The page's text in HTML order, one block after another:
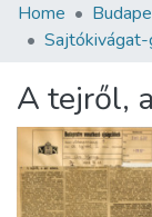
Communities
Statistics
About us
Home
A tejről,